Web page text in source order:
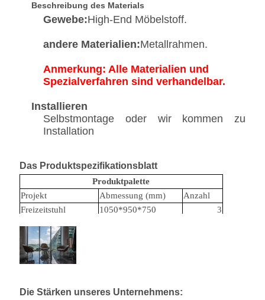
Beschreibung des Materials
Gewebe:High-End Möbelstoff.
andere Materialien:Metallrahmen.
Anmerkung: Alle Materialien und
Spezialverfahren sind verhandelbar.
Installieren
Selbstmontage oder wir kommen zu
Installation
Das Produktspezifikationsblatt
Produktpalette
Projekt
Abmessung (mm)
Anzahl
Freizeitstuhl
1050*950*750
3
Die Stärken unseres Unternehmens: